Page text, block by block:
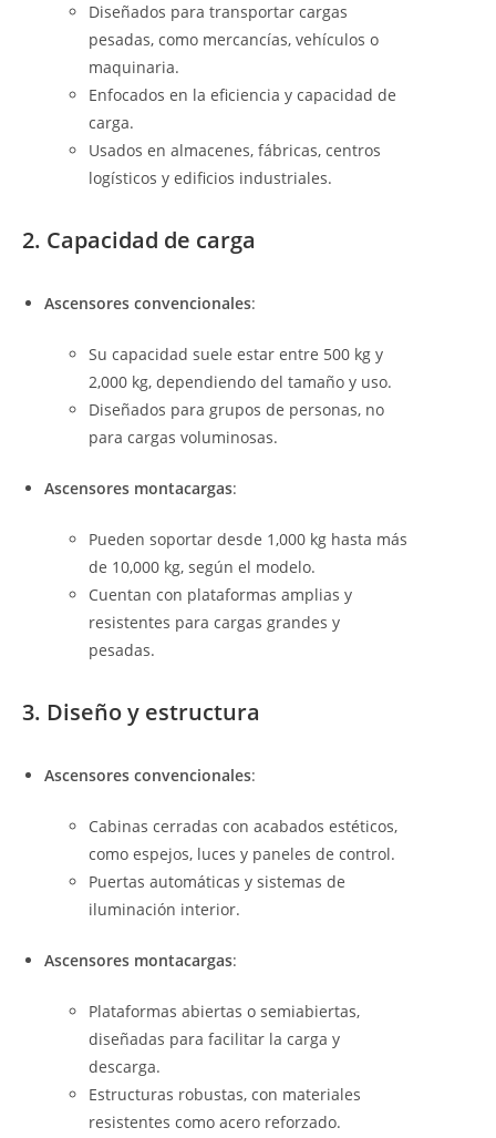
Diseñados para transportar cargas
pesadas, como mercancías, vehículos o
maquinaria.
Enfocados en la eficiencia y capacidad de
carga.
Usados en almacenes, fábricas, centros
logísticos y edificios industriales.
2. Capacidad de carga
Ascensores convencionales:
Su capacidad suele estar entre 500 kg y
2,000 kg, dependiendo del tamaño y uso.
Diseñados para grupos de personas, no
para cargas voluminosas.
Ascensores montacargas:
Pueden soportar desde 1,000 kg hasta más
de 10,000 kg, según el modelo.
Cuentan con plataformas amplias y
resistentes para cargas grandes y
pesadas.
3. Diseño y estructura
Ascensores convencionales:
Cabinas cerradas con acabados estéticos,
como espejos, luces y paneles de control.
Puertas automáticas y sistemas de
iluminación interior.
Ascensores montacargas:
Plataformas abiertas o semiabiertas,
diseñadas para facilitar la carga y
descarga.
Estructuras robustas, con materiales
resistentes como acero reforzado.